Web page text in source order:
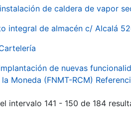
de caldera de vapor
integral de almacén c/ Alcalá
de nuevas
Moneda (FNMT-RCM)
intervalo 141 - 150 de 184